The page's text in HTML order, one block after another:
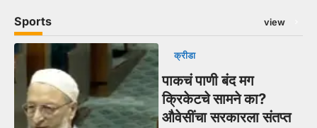
Sports view
क्रीडा
पाकचं पाणी बंद मग
क्रिकेटचे सामने का?
औवेसींचा सरकारला संतप्त